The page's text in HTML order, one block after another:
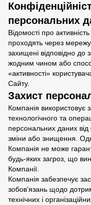
персональних
Відомості про
проходять через
захищені відповідно до
жодним чином або
«активності»
Сайту.
Захист
Компанія використовує
технологічного та
персональних даних від
зміни або знищення.
Компанія не може
будь-яких загроз, що
Компанії.
Компанія забезпечує
зобов’язань щодо
технічних і